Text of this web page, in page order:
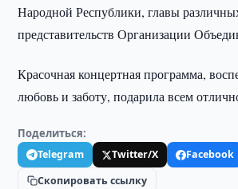
Народной Республики, главы
представительств Организации
Красочная концертная программа,
любовь и заботу, подарила всем
Поделиться:
Telegram Twitter/X
Facebook
Скопировать ссылку